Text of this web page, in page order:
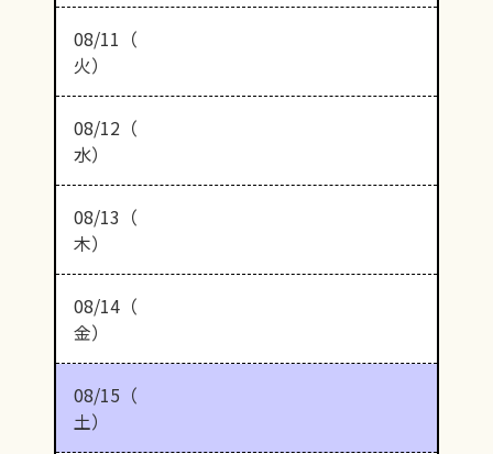
08/11（
火）
08/12（
水）
08/13（
木）
08/14（
金）
08/15（
土）